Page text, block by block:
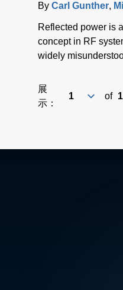
By Carl Gunther,
Reflected power is
concept in RF
widely
inefficient systems,
full, accurate
展
示：
of 1